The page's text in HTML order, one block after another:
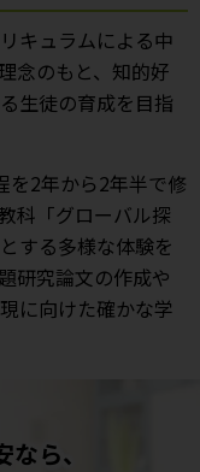
キュラムによる中
念のもと、知的好
生徒の育成を目指
を2年から2年半で修
科「グローバル探
する多様な体験を
研究論文の作成や
に向けた確かな学
ら、